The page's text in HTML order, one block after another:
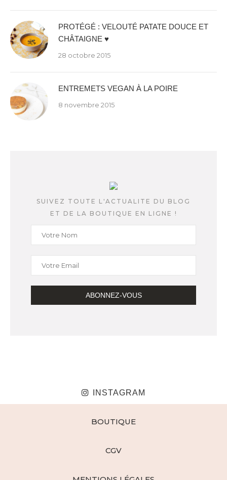
PROTÉGÉ : VELOUTÉ PATATE DOUCE ET
CHÂTAIGNE ♥
28 octobre 2015
ENTREMETS VEGAN À LA POIRE
8 novembre 2015
SUIVEZ TOUTE L'ACTUALITE DU BLOG
ET DE LA BOUTIQUE EN LIGNE !
INSTAGRAM
BOUTIQUE
CGV